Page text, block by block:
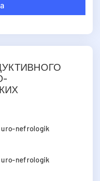
uro-nefrologik
uro-nefrologik